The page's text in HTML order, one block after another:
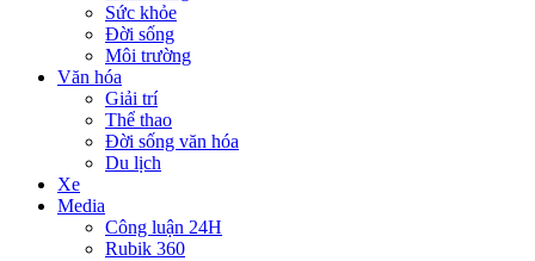
Sức khỏe
Đời sống
Môi trường
Văn hóa
Giải trí
Thể thao
Đời sống văn hóa
Du lịch
Xe
Media
Công luận 24H
Rubik 360